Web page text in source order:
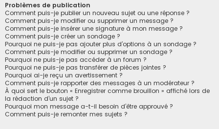
Problèmes de publication
Comment puis-je publier un nouveau sujet ou une réponse ?
Comment puis-je modifier ou supprimer un message ?
Comment puis-je insérer une signature à mon message ?
Comment puis-je créer un sondage ?
Pourquoi ne puis-je pas ajouter plus d’options à un sondage ?
Comment puis-je modifier ou supprimer un sondage ?
Pourquoi ne puis-je pas accéder à un forum ?
Pourquoi ne puis-je pas transférer de pièces jointes ?
Pourquoi ai-je reçu un avertissement ?
Comment puis-je rapporter des messages à un modérateur ?
À quoi sert le bouton « Enregistrer comme brouillon » affiché lors de
la rédaction d’un sujet ?
Pourquoi mon message a-t-il besoin d’être approuvé ?
Comment puis-je remonter mes sujets ?